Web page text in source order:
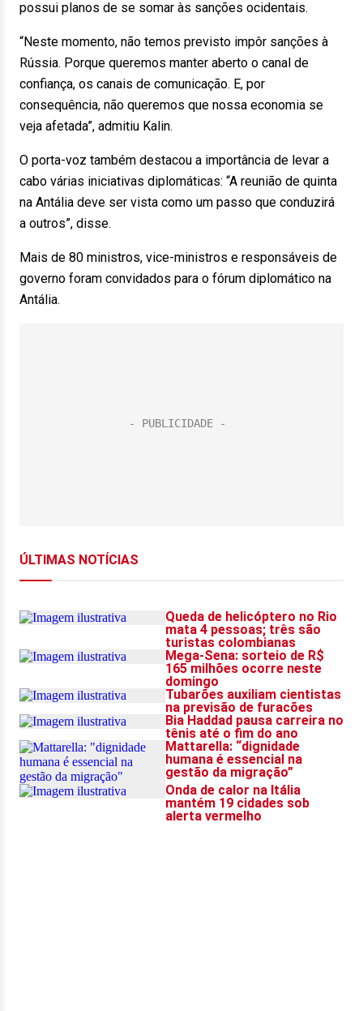
possui planos de se somar às sanções ocidentais.
“Neste momento, não temos previsto impôr sanções à
Rússia. Porque queremos manter aberto o canal de
confiança, os canais de comunicação. E, por
consequência, não queremos que nossa economia se
veja afetada”, admitiu Kalin.
O porta-voz também destacou a importância de levar a
cabo várias iniciativas diplomáticas: “A reunião de quinta
na Antália deve ser vista como um passo que conduzirá
a outros”, disse.
Mais de 80 ministros, vice-ministros e responsáveis de
governo foram convidados para o fórum diplomático na
Antália.